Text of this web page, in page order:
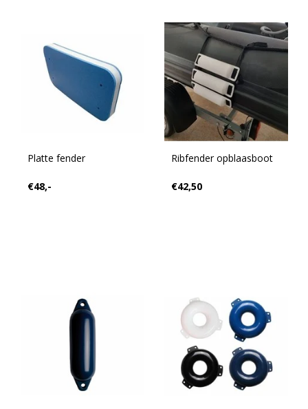
Platte fender
€48,-
Ribfender opblaasboot
€42,50